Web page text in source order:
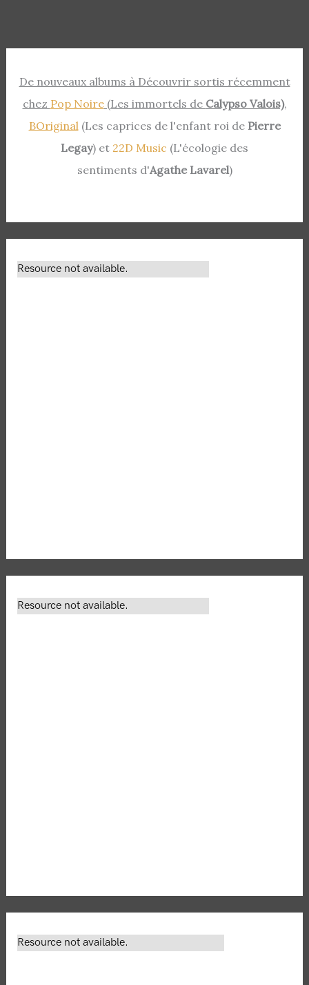
De nouveaux albums à Découvrir sortis récemment
chez Pop Noire(Les immortels de Calypso Valois),
BOriginal (Les caprices de l'enfant roi de Pierre
Legay) et 22D Music (L'écologie des
sentiments d'Agathe Lavarel)